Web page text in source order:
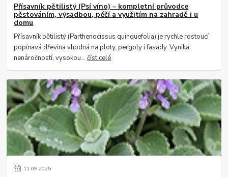
Přísavník pětilistý (Psí víno) – kompletní průvodce
pěstováním, výsadbou, péčí a využitím na zahradě i u
domu
Přísavník pětilistý (Parthenocissus quinquefolia) je rychle rostoucí
popínavá dřevina vhodná na ploty, pergoly i fasády. Vyniká
nenáročností, vysokou...číst celé
11.09.2025